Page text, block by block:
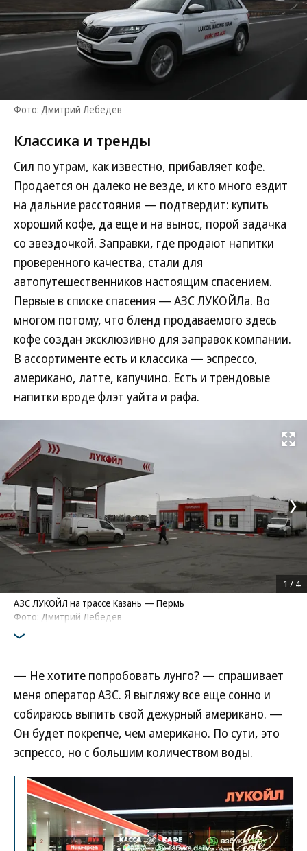
Фото: Дмитрий Лебедев
Классика и тренды
Сил по утрам, как известно, прибавляет кофе.
Продается он далеко не везде, и кто много ездит
на дальние расстояния — подтвердит: купить
хороший кофе, да еще и на вынос, порой задачка
со звездочкой. Заправки, где продают напитки
проверенного качества, стали для
автопутешественников настоящим спасением.
Первые в списке спасения — АЗС ЛУКОЙЛа. Во
многом потому, что бленд продаваемого здесь
кофе создан эксклюзивно для заправок компании.
В ассортименте есть и классика — эспрессо,
американо, латте, капучино. Есть и трендовые
напитки вроде флэт уайта и рафа.
Развернуть
АЗС ЛУКОЙЛ на трассе Казань — Пермь
Фото: Дмитрий Лебедев
1 / 4
— Не хотите попробовать лунго? — спрашивает
меня оператор АЗС. Я выгляжу все еще сонно и
собираюсь выпить свой дежурный американо. —
Он будет покрепче, чем американо. По сути, это
эспрессо, но с большим количеством воды.